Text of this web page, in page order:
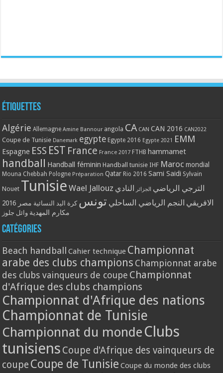
Étiquettes
Algérie Allemagne Amine Bannour angola CA CAN CAN 2016 CAN2022
Coupe de Tunisie Danemark egypte Egypte 2016 Egypte 2021 EMM
Espagne ESS EST France France 2017 FTHB hammamet
handball Handball féminin Handball tunisie IHF Maroc mondial
Mouna Chebbah Pologne Préparation Qatar Rio 2016 Sami Saidi Sylvain
Nouet Tunisie Wael Jallouz الترجي الرياضي الجزائر
النادي
الافريقي النجم الرياضي الساحلي تونس كرة اليد النسائية مصر 2016
مكارم المهدية وائل جلوز
Catégories
Beach handball Cahier technique Championnat
arabe des clubs champions Championnat arabe
des clubs vainqueurs de coupe Championnat
d'Afrique des clubs champions
Championnat d'Afrique des nations
Championnat de Tunisie
Championnat du monde Clubs
tunisiens Coupe d'Afrique des vainqueurs de
coupe Coupe de Tunisie Coupe du monde des clubs